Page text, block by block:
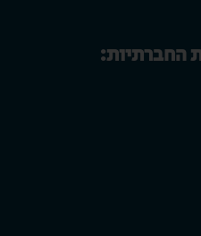
החברתיות: